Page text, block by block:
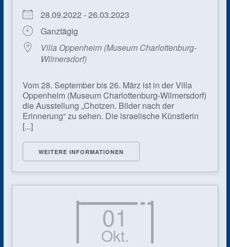
28.09.2022 - 26.03.2023
Ganztägig
Villa Oppenheim (Museum Charlottenburg-
Wilmersdorf)
Vom 28. September bis 26. März ist in der Villa
Oppenheim (Museum Charlottenburg-Wilmersdorf)
die Ausstellung „Chotzen. Bilder nach der
Erinnerung“ zu sehen. Die israelische Künstlerin
[...]
WEITERE INFORMATIONEN
01
Okt.